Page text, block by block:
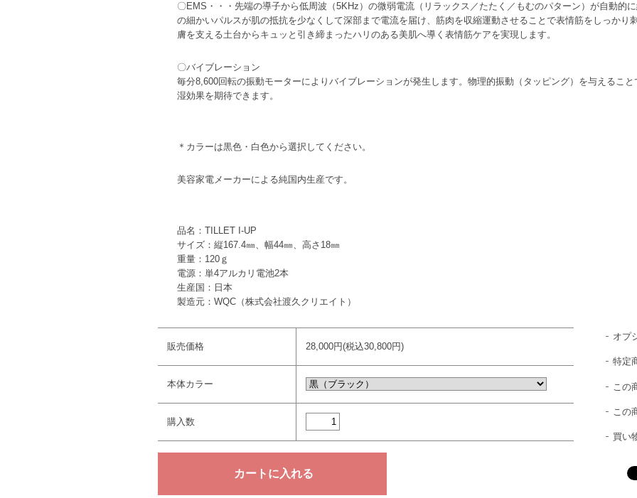
〇EMS・・・先端の導子から低周波（5KHz）の微弱電流（リラックス／たたく／もむのパターン）が自動的
の細かいパルスが肌の抵抗を少なくして深部まで電流を届け、筋肉を収縮運動させることで表情筋をしっかり
膚を支える土台からキュッと引き締まったハリのある美肌へ導く表情筋ケアを実現します。
〇バイブレーション
毎分8,600回転の振動モーターによりバイブレーションが発生します。物理的振動（タッピング）を与えるこ
湿効果を期待できます。
＊カラーは黒色・白色から選択してください。
美容家電メーカーによる純国内生産です。
品名：TILLET I-UP
サイズ：縦167.4㎜、幅44㎜、高さ18㎜
重量：120ｇ
電源：単4アルカリ電池2本
生産国：日本
製造元：WQC（株式会社渡久クリエイト）
販売価格 28,000円(税込30,800円)
本体カラー
購入数
オプ
特定
この
この
買い